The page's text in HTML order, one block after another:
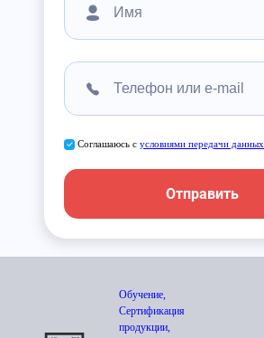
Соглашаюсь с условиями передачи данных
Отправить
Обучение,
Сертификация
продукции,